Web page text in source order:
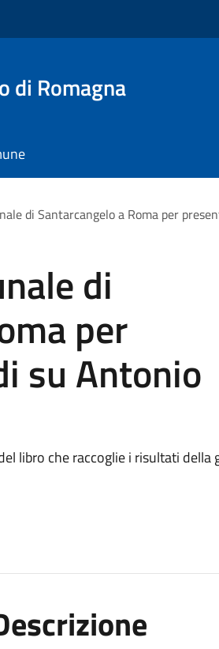
di Romagna
di Santarcangelo a Roma per
di
per
su Antonio
libro che raccoglie i risultati della